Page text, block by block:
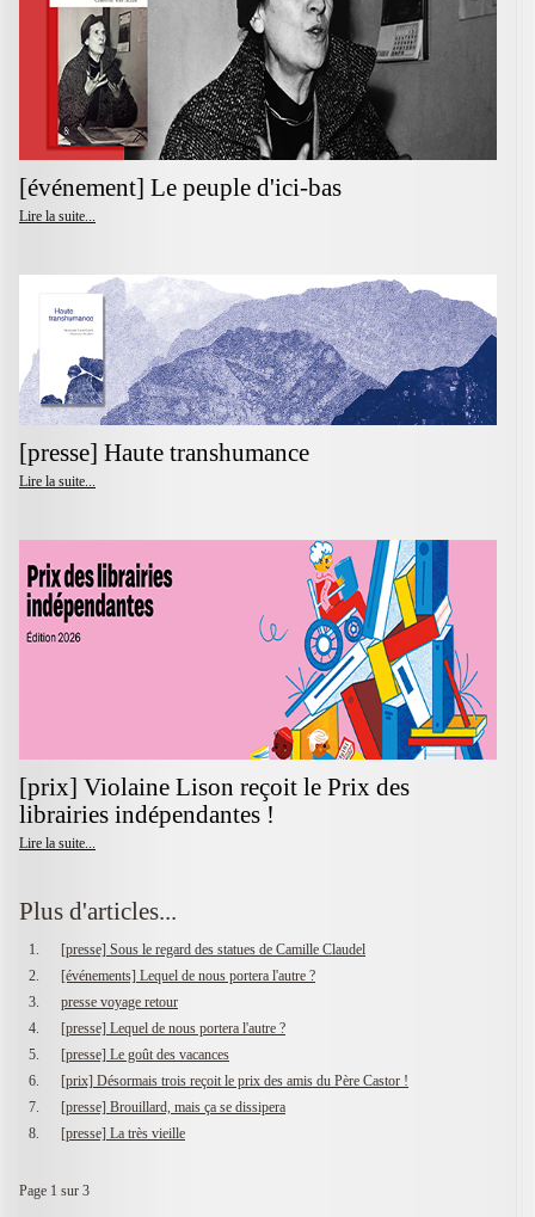
[événement] Le peuple d'ici-bas
Lire la suite...
[presse] Haute transhumance
Lire la suite...
[prix] Violaine Lison reçoit le Prix des
librairies indépendantes !
Lire la suite...
Plus d'articles...
[presse] Sous le regard des statues de Camille Claudel
[événements] Lequel de nous portera l'autre ?
presse voyage retour
[presse] Lequel de nous portera l'autre ?
[presse] Le goût des vacances
[prix] Désormais trois reçoit le prix des amis du Père Castor !
[presse] Brouillard, mais ça se dissipera
[presse] La très vieille
Page 1 sur 3